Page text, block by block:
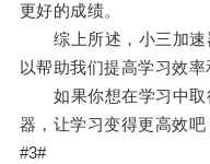
更好的成绩。
综上所述，小三加速
以帮助我们提高学习效率
如果你想在学习中取
器，让学习变得更高效吧
#3#